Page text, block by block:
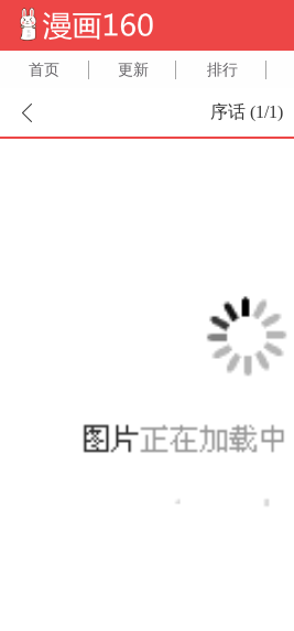
首页 更新 排行
序话 (1/1)